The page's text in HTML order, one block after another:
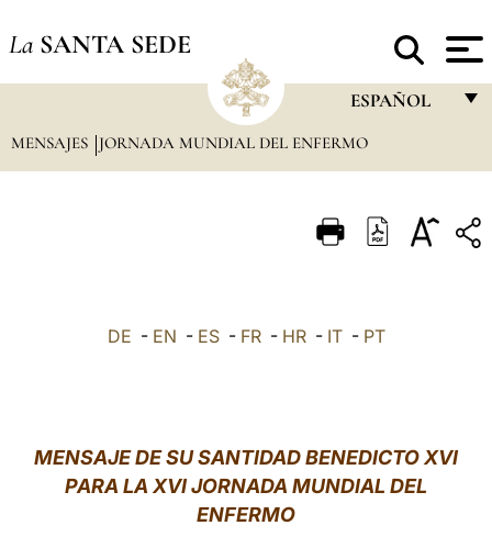
La SANTA SEDE
ESPAÑOL
FRANÇAIS
ITALIANO
中文
MENSAJES JORNADA MUNDIAL DEL ENFERMO
DE - EN - ES- FR- HR- IT- PT
MENSAJE DE SU SANTIDAD BENEDICTO XVI
PARA LA XVI JORNADA MUNDIAL DEL
ENFERMO